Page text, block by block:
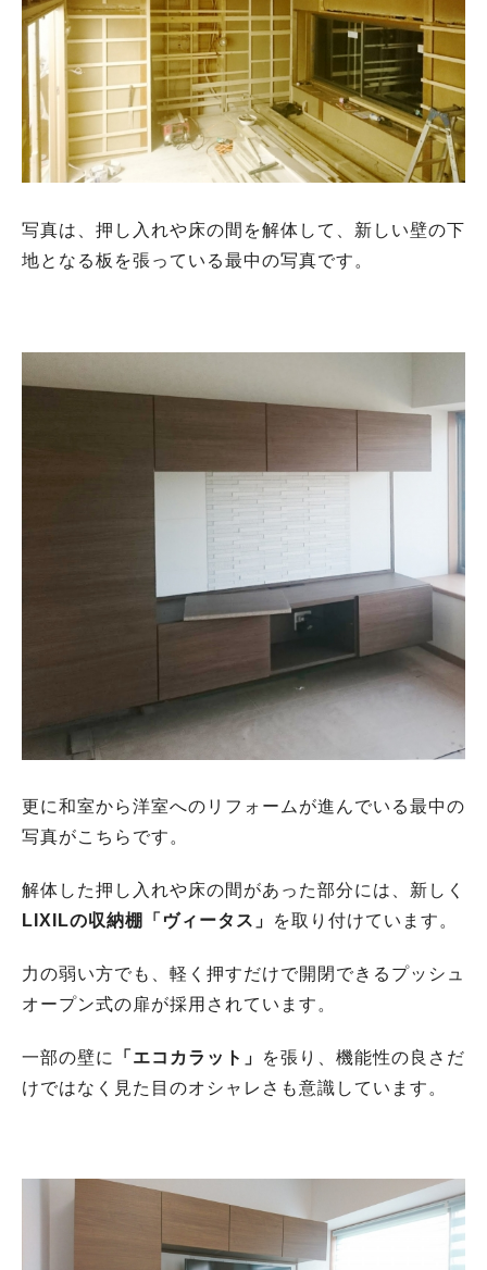
写真は、押し入れや床の間を解体して、新しい壁の下
地となる板を張っている最中の写真です。
更に和室から洋室へのリフォームが進んでいる最中の
写真がこちらです。
解体した押し入れや床の間があった部分には、新しく
LIXILの収納棚「ヴィータス」
を取り付けています。
力の弱い方でも、軽く押すだけで開閉できるプッシュ
オープン式の扉が採用されています。
一部の壁に 「エコカラット」
を張り、機能性の良さだ
けではなく見た目のオシャレさも意識しています。